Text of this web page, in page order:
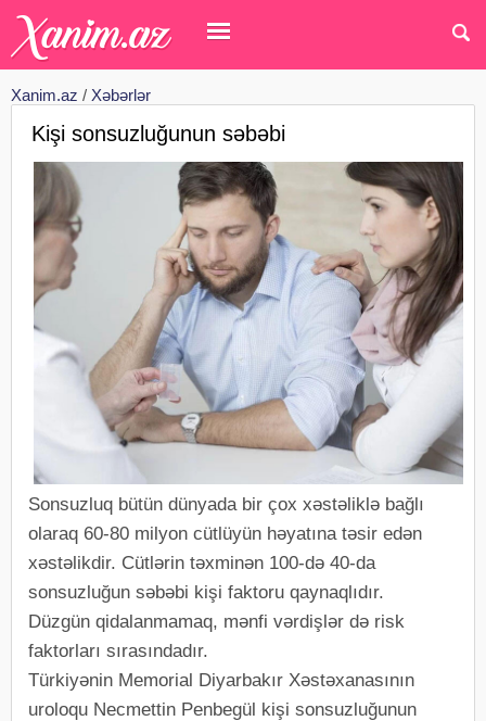
Xanim.az / Xəbərlər
Kişi sonsuzluğunun səbəbi
Sonsuzluq bütün dünyada bir çox xəstəliklə bağlı
olaraq 60-80 milyon cütlüyün həyatına təsir edən
xəstəlikdir. Cütlərin təxminən 100-də 40-da
sonsuzluğun səbəbi kişi faktoru qaynaqlıdır.
Düzgün qidalanmamaq, mənfi vərdişlər də risk
faktorları sırasındadır.
Türkiyənin Memorial Diyarbakır Xəstəxanasının
uroloqu Necmettin Penbegül kişi sonsuzluğunun